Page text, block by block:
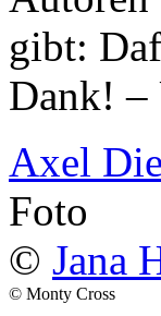
gibt:
Dank!
Axel
Foto
© Jana
© Monty Cross